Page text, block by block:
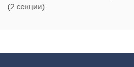
(2 секции)